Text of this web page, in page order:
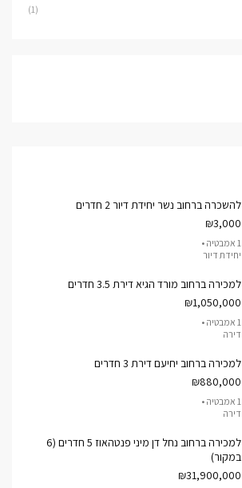
(1)
להשכרה ברחוב נשר יחידת דיור 2 חדרים
₪3,000
1 אמבטיה •
יחידת דיור
למכירה ברחוב מורד הגיא דירת 3.5 חדרים
₪1,050,000
1 אמבטיה •
דירה
למכירה ברחוב יחיעם דירת 3 חדרים
₪880,000
1 אמבטיה •
דירה
למכירה ברחוב נחל דן מיני פנטהאוז 5 חדרים (6
במקור)
₪31,900,000